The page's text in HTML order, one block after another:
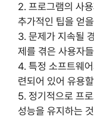
2. 프로그램의 사
추가적인 팁을 얻
3. 문제가 지속될
제를 겪은 사용자
4. 특정 소프트웨
련되어 있어 유용
5. 정기적으로 프
성능을 유지하는